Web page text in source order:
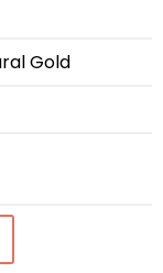
Gold